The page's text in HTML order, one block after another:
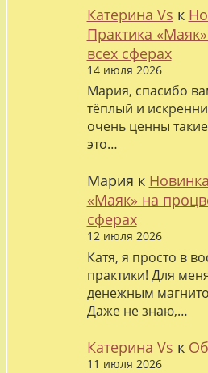
Катерина Vs к
Практика
всех сферах
14 июля 2026
Мария, спасибо
тёплый и
очень ценны
это…
Мария к
«Маяк» на
сферах
12 июля 2026
Катя, я просто в
практики! Для
денежным
Даже не знаю,…
Катерина Vs к
11 июля 2026